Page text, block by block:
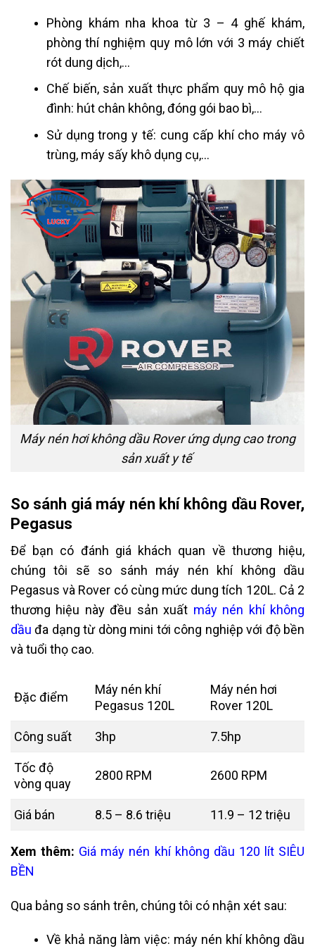
Phòng khám nha khoa từ 3 – 4 ghế khám,
phòng thí nghiệm quy mô lớn với 3 máy chiết
rót dung dịch,…
Chế biến, sản xuất thực phẩm quy mô hộ gia
đình: hút chân không, đóng gói bao bì,…
Sử dụng trong y tế: cung cấp khí cho máy vô
trùng, máy sấy khô dụng cụ,…
Máy nén hơi không dầu Rover ứng dụng cao trong
sản xuất y tế
So sánh giá máy nén khí không dầu Rover,
Pegasus
Để bạn có đánh giá khách quan về thương hiệu,
chúng tôi sẽ so sánh máy nén khí không dầu
Pegasus và Rover có cùng mức dung tích 120L. Cả 2
thương hiệu này đều sản xuất máy nén khí không
dầu đa dạng từ dòng mini tới công nghiệp với độ bền
và tuổi thọ cao.
Đặc điểm
Máy nén khí
Pegasus 120L
Máy nén hơi
Rover 120L
Công suất 3hp 7.5hp
Tốc độ
vòng quay
2800 RPM 2600 RPM
Giá bán 8.5 – 8.6 triệu 11.9 – 12 triệu
Xem thêm: Giá máy nén khí không dầu 120 lítSIÊU
BỀN
Qua bảng so sánh trên, chúng tôi có nhận xét sau:
Về khả năng làm việc: máy nén khí không dầu